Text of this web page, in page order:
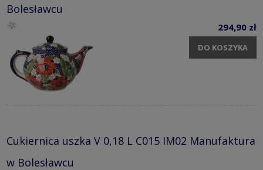
Bolesławcu
294,90 zł
DO KOSZYKA
Cukiernica uszka V 0,18 L C015 IM02 Manufaktura
w Bolesławcu